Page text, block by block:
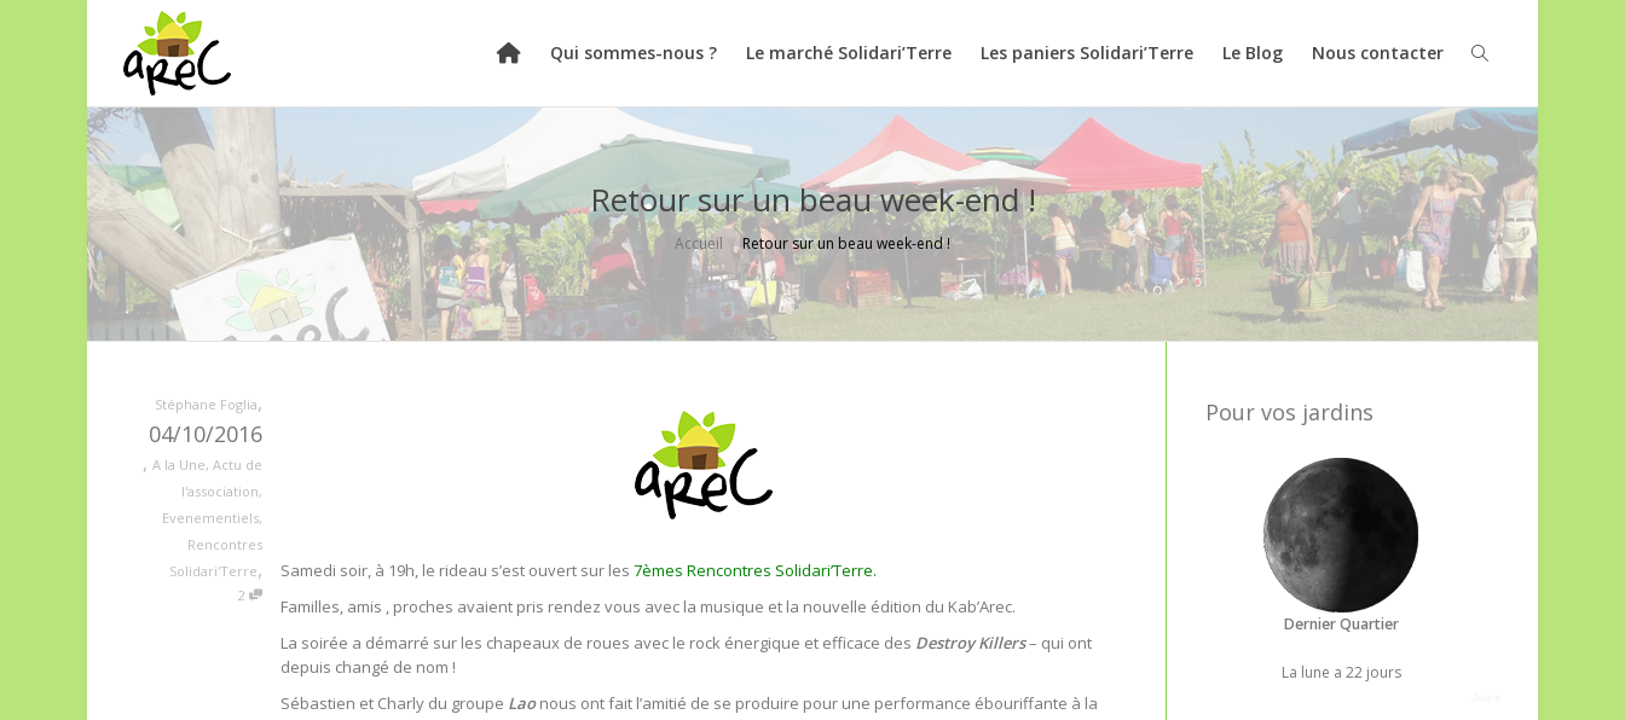
Qui sommes-nous ? Le marché Solidari’Terre Les paniers Solidari’Terre Le Blog Nous contacter
Retour sur un beau week-end !
Accueil Retour sur un beau week-end !
Stéphane Foglia,
04/10/2016
, A la Une, Actu de
l'association,
Evenementiels,
Rencontres
Solidari'Terre,
2
Samedi soir, à 19h, le rideau s’est ouvert sur les 7èmes Rencontres Solidari’Terre.
Familles, amis , proches avaient pris rendez vous avec la musique et la nouvelle édition du Kab’Arec.
La soirée a démarré sur les chapeaux de roues avec le rock énergique et efficace des Destroy Killers– qui ont
depuis changé de nom !
Sébastien et Charly du groupe Laonous ont fait l’amitié de se produire pour une performance ébouriffante à la
Pour vos jardins
Dernier Quartier
La lune a 22 jours